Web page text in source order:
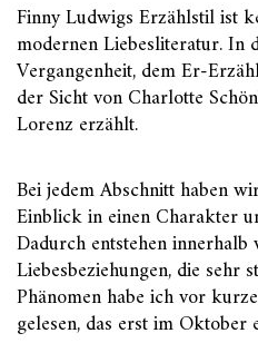
Finny Ludwigs Erzählstil ist
modernen Liebesliteratur. In
Vergangenheit, dem Er-
der Sicht von Charlotte
Lorenz erzählt.
Bei jedem Abschnitt haben
Einblick in einen Charakter
Dadurch entstehen
Liebesbeziehungen, die sehr
Phänomen habe ich vor
gelesen, das erst im Oktober